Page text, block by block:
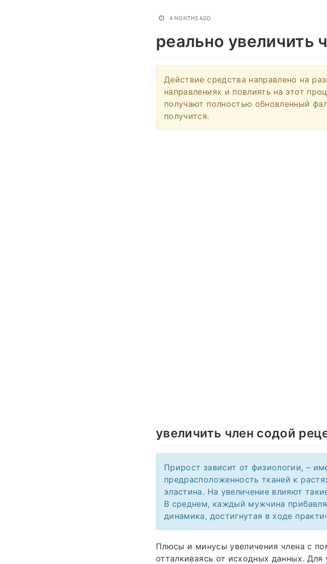
4 MONTHS AGO
реально увеличить
Действие средства направлено на
направлениях и повлиять на этот
получают полностью обновленный
получится.
увеличить член содой
Прирост зависит от физиологии, –
предрасположенность тканей к
эластина. На увеличение влияют
В среднем, каждый мужчина
динамика, достигнутая в ходе
Плюсы и минусы увеличения члена с
отталкиваясь от исходных данных.